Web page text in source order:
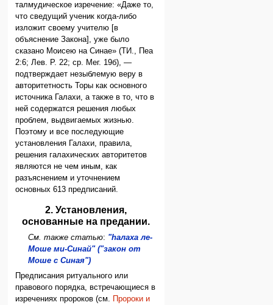
талмудическое изречение: «Даже то,
что сведущий ученик когда-либо
изложит своему учителю [в
объяснение Закона], уже было
сказано Моисею на Синае» (ТИ., Пеа
2:6; Лев. Р. 22; ср. Мег. 19б), —
подтверждает незыблемую веру в
авторитетность Торы как основного
источника Галахи, а также в то, что в
ней содержатся решения любых
проблем, выдвигаемых жизнью.
Поэтому и все последующие
установления Галахи, правила,
решения галахических авторитетов
являются не чем иным, как
разъяснением и уточнением
основных 613 предписаний.
2. Установления,
основанные на предании.
См. также статью: "hалаха ле-
Моше ми-Синай" ("закон от
Моше с Синая")
Предписания ритуального или
правового порядка, встречающиеся в
изречениях пророков (см.
Пророки и